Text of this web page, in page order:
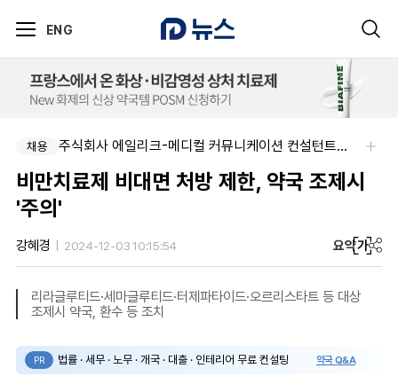
ENG
채용 주식회사 에일리크-메디컬 커뮤니케이션 컨설턴트(Associate) / 메디컬라이터 채용
비만치료제 비대면 처방 제한, 약국 조제시
'주의'
강혜경 2024-12-03 10:15:54 요약가
리라글루티드·세마글루티드·터제파타이드·오르리스타트 등 대상
조제시 약국, 환수 등 조치
PR 법률 · 세무 · 노무 · 개국 · 대출 · 인테리어 무료 컨설팅 약국 Q&A